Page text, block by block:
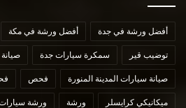
أفضل ورشة في جدة أفضل ورشة في مكة
توضيب قير سمكرة سيارات جدة
صيانة سيارات المدينة المنورة فحص
ميكانيكي كرايسلر ورشة ورشة